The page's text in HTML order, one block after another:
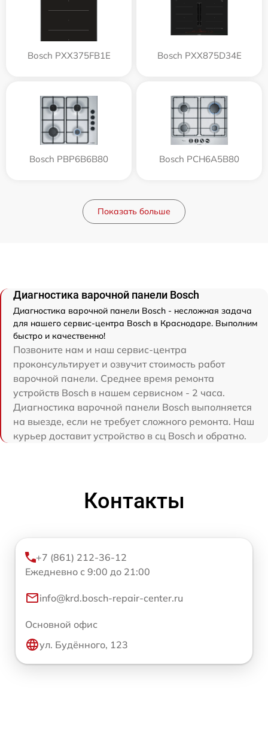
Bosch PXX375FB1E Bosch PXX875D34E
Bosch PBP6B6B80 Bosch PCH6A5B80
Показать больше
Диагностика варочной панели Bosch
Диагностика варочной панели Bosch - несложная задача
для нашего сервис-центра Bosch в Краснодаре. Выполним
быстро и качественно!
Позвоните нам и наш сервис-центра
проконсультирует и озвучит стоимость работ
варочной панели. Среднее время ремонта
устройств Bosch в нашем сервисном - 2 часа.
Диагностика варочной панели Bosch выполняется
на выезде, если не требует сложного ремонта. Наш
курьер доставит устройство в сц Bosch и обратно.
Контакты
+7 (861) 212-36-12
Ежедневно с 9:00 до 21:00
info@krd.bosch-repair-center.ru
Основной офис
ул. Будённого, 123